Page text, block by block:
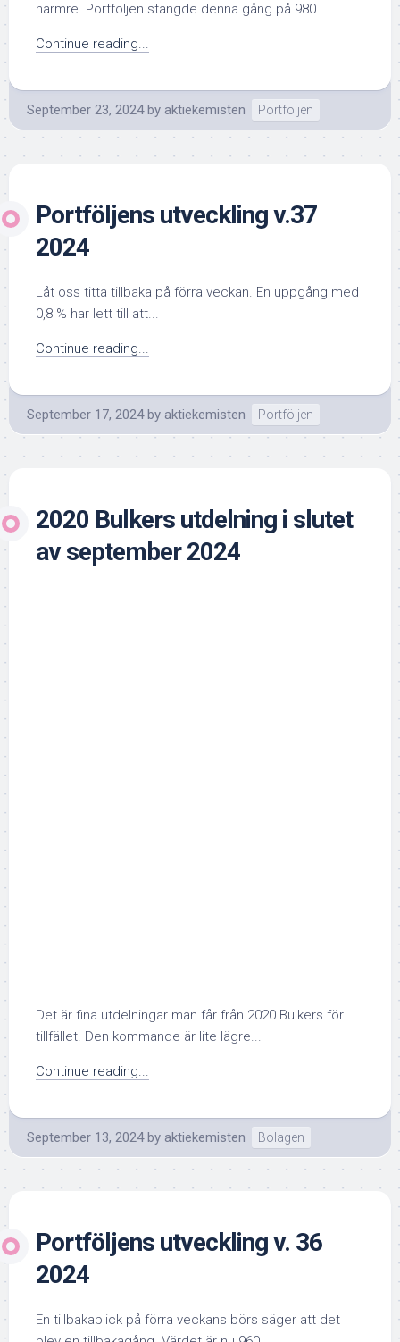
närmre. Portföljen stängde denna gång på 980...
Continue reading...
September 23, 2024 by aktiekemisten Portföljen
Portföljens utveckling v.37
2024
Låt oss titta tillbaka på förra veckan. En uppgång med
0,8 % har lett till att...
Continue reading...
September 17, 2024 by aktiekemisten Portföljen
2020 Bulkers utdelning i slutet
av september 2024
Det är fina utdelningar man får från 2020 Bulkers för
tillfället. Den kommande är lite lägre...
Continue reading...
September 13, 2024 by aktiekemisten Bolagen
Portföljens utveckling v. 36
2024
En tillbakablick på förra veckans börs säger att det